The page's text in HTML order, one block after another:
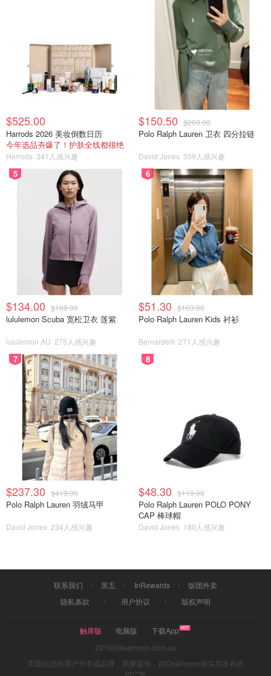
再來看看我上次在表妹家門口拍的桃花。是不是花朵尖端比
較細長一點。而且很多都是2朵黏在一起開花的、有嫩葉
桃花、花朵尖端比較細長
$525.00
Harrods 2026 美妆倒数日历
今年选品夯爆了！护肤全线都很绝
Harrods 341人感兴趣
$150.50 $269.00
Polo Ralph Lauren 卫衣 四分拉链
David Jones 339人感兴趣
5
$134.00 $169.00
lululemon Scuba 宽松卫衣 莲紫
lululemon AU 275人感兴趣
6
$51.30 $103.00
Polo Ralph Lauren Kids 衬衫
Bernardelli 271人感兴趣
7
$237.30 $419.00
Polo Ralph Lauren 羽绒马甲
David Jones 234人感兴趣
8
$48.30 $119.00
Polo Ralph Lauren POLO PONY
CAP 棒球帽
David Jones 180人感兴趣
联系我们 黑五 InRewards
饭团外卖
隐私条款
用户协议 版权声明
触屏版 电脑版
下载App
2019©dealmoon.com.au
页面信息由用户分享或品牌、商家提供，由Dealmoon核实后发布折